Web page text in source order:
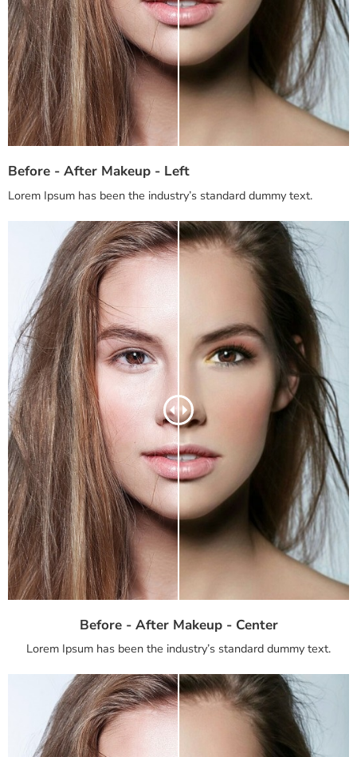
Before - After Makeup - Left
Lorem Ipsum has been the industry’s standard dummy text.
Before - After Makeup - Center
Lorem Ipsum has been the industry’s standard dummy text.